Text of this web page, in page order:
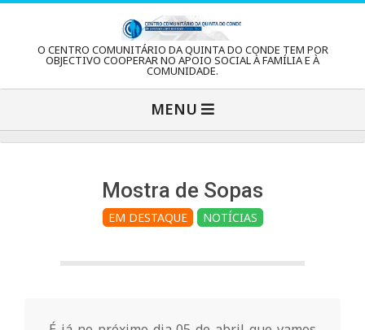
content
e
n
O CENTRO COMUNITÁRIO DA QUINTA DO CONDE TEM POR
OBJECTIVO COOPERAR NO APOIO SOCIAL À FAMÍLIA E À
COMUNIDADE.
Menu
MENU
Mostra de Sopas
EM DESTAQUE NOTÍCIAS